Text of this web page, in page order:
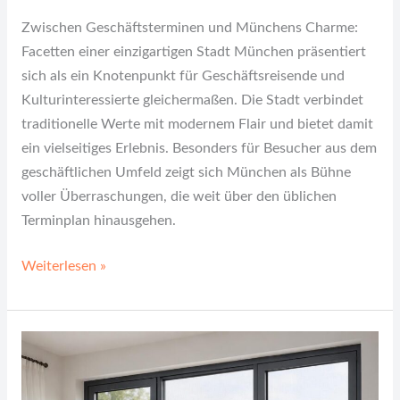
Zwischen Geschäftsterminen und Münchens Charme:
Facetten einer einzigartigen Stadt München präsentiert
sich als ein Knotenpunkt für Geschäftsreisende und
Kulturinteressierte gleichermaßen. Die Stadt verbindet
traditionelle Werte mit modernem Flair und bietet damit
ein vielseitiges Erlebnis. Besonders für Besucher aus dem
geschäftlichen Umfeld zeigt sich München als Bühne
voller Überraschungen, die weit über den üblichen
Terminplan hinausgehen.
Weiterlesen »
Mehr
als